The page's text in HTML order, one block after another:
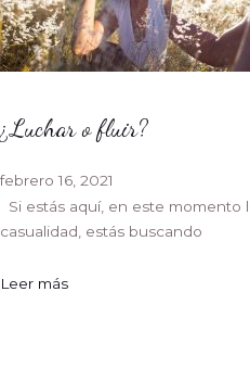
¿Luchar o fluir?
febrero 16, 2021
Si estás aquí, en este momento
casualidad, estás buscando
Leer más